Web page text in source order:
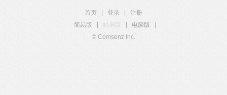
首页 登录
注册
简易版
触屏版 电脑版
© Comsenz Inc.